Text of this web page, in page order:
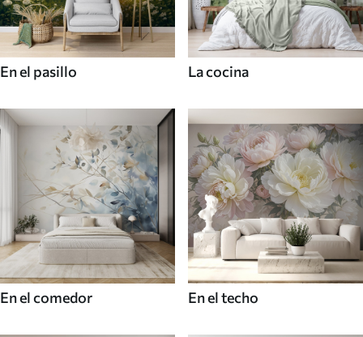
En el pasillo La cocina
En el comedor En el techo